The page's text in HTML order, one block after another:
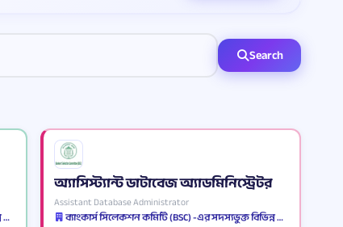
Search
ব্যাংকার্স সিলেকশন কমিটি (BSC) -এর সদস্যভুক্ত বিভিন্ন ব্যাংক ও আর্থিক প্রতিষ্ঠান
অ্যাসিস্ট্যান্ট ডাটাবেজ অ্যাডমিনিস্ট্রেটর
Assistant Database Administrator
ব্যাংকার্স সিলেকশন কমিটি (BSC) -এর সদস্যভুক্ত বিভিন্ন ব্যাংক ও আর্থিক প্রতিষ্ঠান